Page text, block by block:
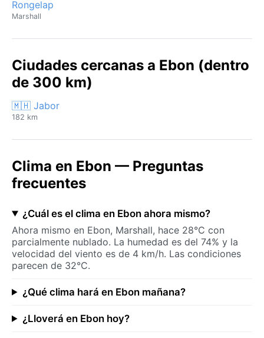
Rongelap
Marshall
Ciudades cercanas a Ebon (dentro
de 300 km)
🇲🇭 Jabor
182 km
Clima en Ebon — Preguntas
frecuentes
¿Cuál es el clima en Ebon ahora mismo?
Ahora mismo en Ebon, Marshall, hace 28°C con
parcialmente nublado. La humedad es del 74% y la
velocidad del viento es de 4 km/h. Las condiciones
parecen de 32°C.
¿Qué clima hará en Ebon mañana?
¿Lloverá en Ebon hoy?